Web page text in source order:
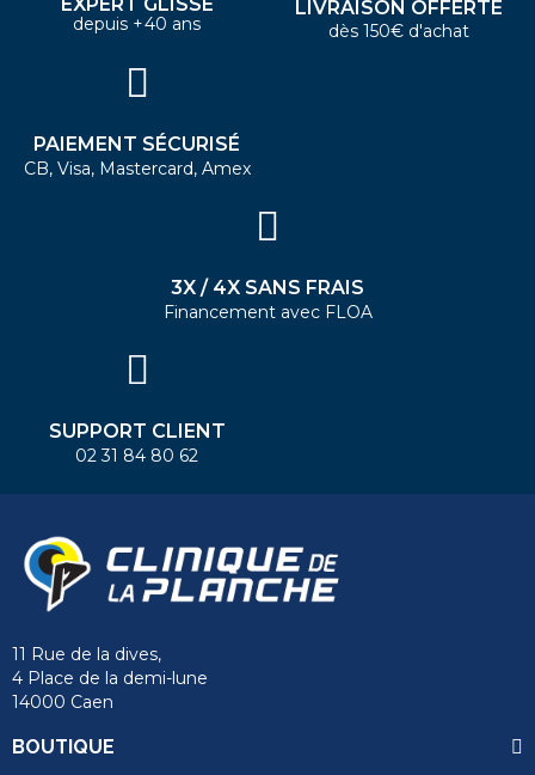
depuis +40 ans
LIVRAISON OFFERTE
dès 150€ d'achat
PAIEMENT SÉCURISÉ
CB, Visa, Mastercard, Amex
3X / 4X SANS FRAIS
Financement avec FLOA
SUPPORT CLIENT
02 31 84 80 62
11 Rue de la dives,
4 Place de la demi-lune
14000 Caen
BOUTIQUE